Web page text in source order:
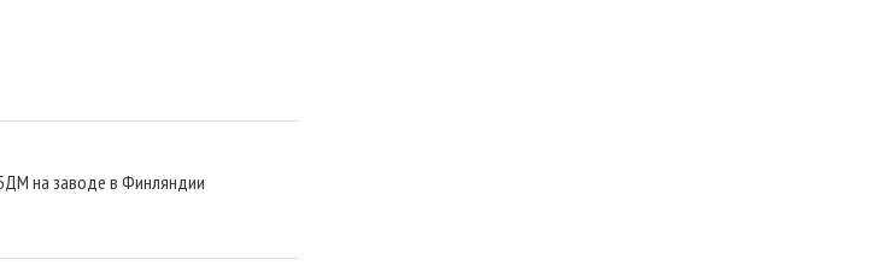
на заводе в Финляндии